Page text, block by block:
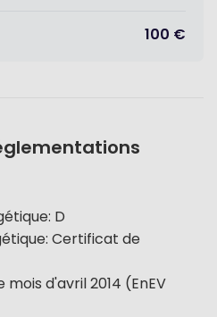
100 €
: D
: Certificat de
mois d'avril 2014 (EnEV